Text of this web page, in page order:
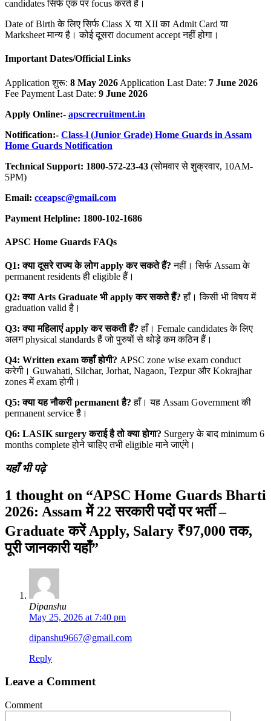
candidates सिर्फ एक पर focus करते हैं।
Date of Birth के लिए सिर्फ Class X या XII का Admit Card या
Marksheet मान्य है। कोई दूसरा document accept नहीं होगा।
Important Dates/Official Links
Application शुरू: 8 May 2026 Application Last Date: 7 June 2026
Fee Payment Last Date: 9 June 2026
Apply Online:- apscrecruitment.in
Notification:- Class-l (Junior Grade) Home Guards in Assam
Home Guards Notification
Technical Support: 1800-572-23-43 (सोमवार से शुक्रवार, 10AM-
5PM)
Email: cceapsc@gmail.com
Payment Helpline: 1800-102-1686
APSC Home Guards FAQs
Q1:क्या दूसरे राज्य के लोग applyकर सकते हैं? नहीं। सिर्फ Assam के
permanent residents ही eligible हैं।
Q2:क्या Arts Graduate भी applyकर सकते हैं? हाँ। किसी भी विषय में
graduation valid है।
Q3:क्या महिलाएं applyकर सकती हैं? हाँ। Female candidates के लिए
अलग physical standards हैं जो पुरुषों से थोड़े कम कठिन हैं।
Q4: Written examकहाँ होगी? APSC zone wise exam conduct
करेगी। Guwahati, Silchar, Jorhat, Nagaon, Tezpur और Kokrajhar
zones में exam होगी।
Q5:क्या यह नौकरी permanentहै? हाँ। यह Assam Government की
permanent service है।
Q6: LASIK surgeryकराई है तो क्या होगा? Surgery के बाद minimum 6
months complete होने चाहिए तभी eligible माने जाएंगे।
यहाँ भी पढ़े
1 thought on “APSC Home Guards Bharti
2026: Assam में 22 सरकारी पदों पर भर्ती –
Graduate करें Apply, Salary ₹97,000 तक,
पूरी जानकारी यहाँ”
Dipanshu
May 25, 2026 at 7:40 pm
dipanshu9667@gmail.com
Reply
Leave a Comment
Comment